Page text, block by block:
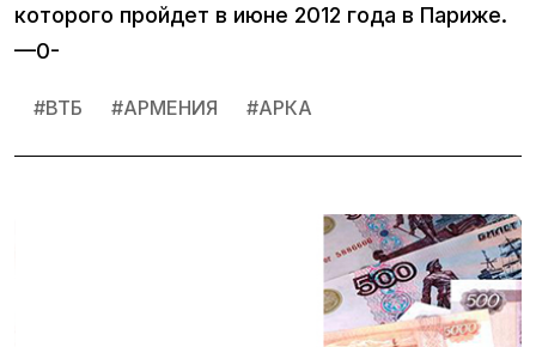
которого пройдет в июне 2012 года в Париже.
—0-
#ВТБ #АРМЕНИЯ #АРКА